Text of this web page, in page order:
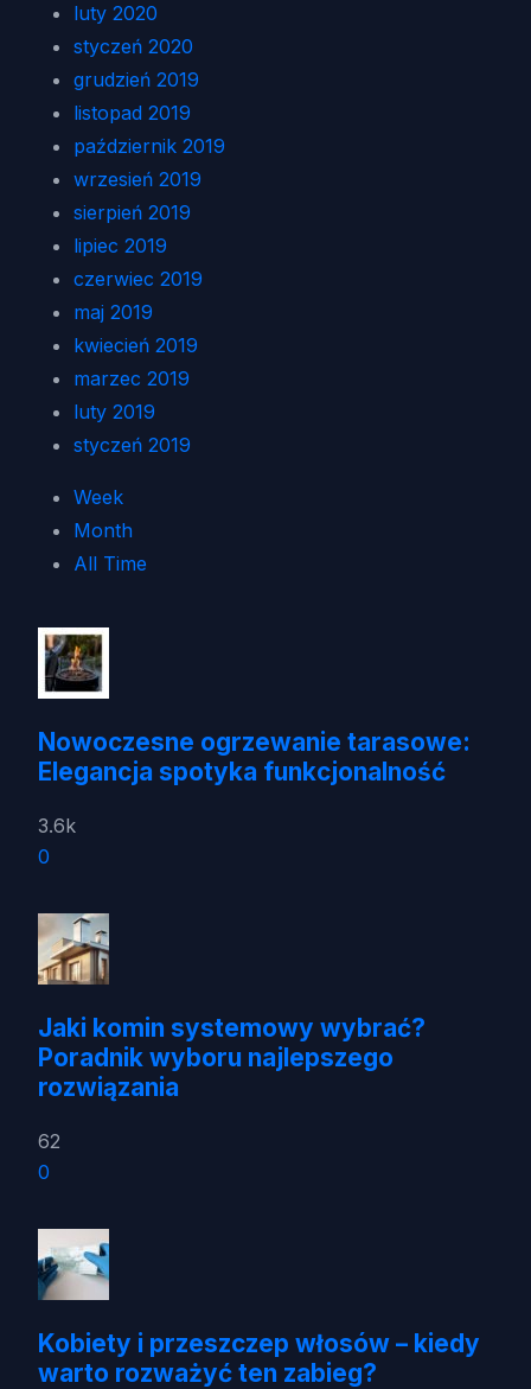
luty 2020
styczeń 2020
grudzień 2019
listopad 2019
październik 2019
wrzesień 2019
sierpień 2019
lipiec 2019
czerwiec 2019
maj 2019
kwiecień 2019
marzec 2019
luty 2019
styczeń 2019
Week
Month
All Time
Nowoczesne ogrzewanie tarasowe:
Elegancja spotyka funkcjonalność
3.6k
0
Jaki komin systemowy wybrać?
Poradnik wyboru najlepszego
rozwiązania
62
0
Kobiety i przeszczep włosów – kiedy
warto rozważyć ten zabieg?